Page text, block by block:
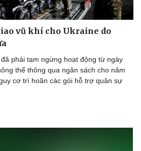
vũ khí cho Ukraine do
phải tạm ngừng hoạt động từ ngày
thể thông qua ngân sách cho năm
cơ trì hoãn các gói hỗ trợ quân sự